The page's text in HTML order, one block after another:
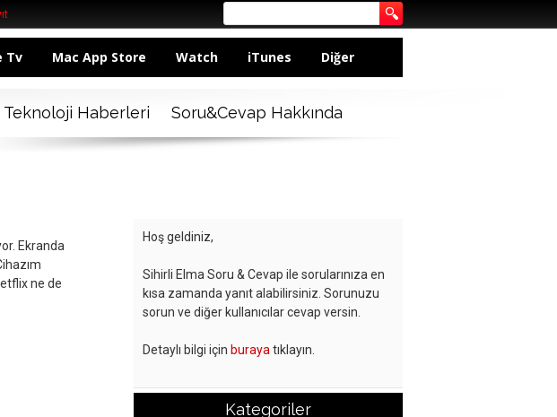
Tv Mac App Store Watch iTunes Diğer
Teknoloji Haberleri Soru&Cevap Hakkında
Ekranda
ne de
Hoş geldiniz,
Sihirli Elma Soru & Cevap ile sorularınıza en
kısa zamanda yanıt alabilirsiniz. Sorunuzu
sorun ve diğer kullanıcılar cevap versin.
Detaylı bilgi için buraya tıklayın.
Kategoriler